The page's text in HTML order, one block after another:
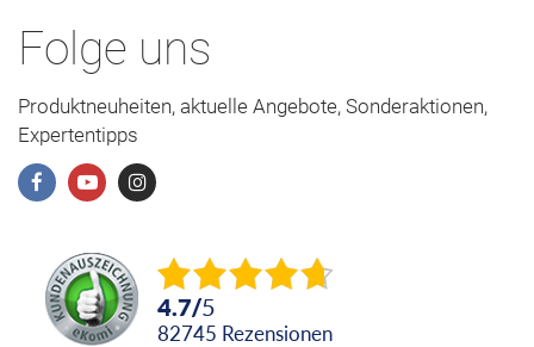
Folge uns
Produktneuheiten, aktuelle Angebote, Sonderaktionen,
Expertentipps
4.7/5
82745 Rezensionen